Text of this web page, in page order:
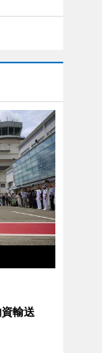
輸送